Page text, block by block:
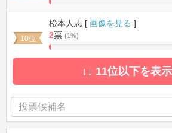
0.93457943925234%
10位
松本人志 [ 画像を見る ]
2票 (1%)
0.93457943925234%
↓↓ 11位以下を表